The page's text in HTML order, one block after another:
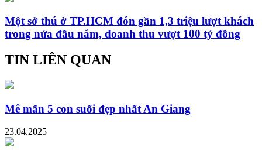
Một sở thú ở TP.HCM đón gần 1,3 triệu lượt khách
trong nửa đầu năm, doanh thu vượt 100 tỷ đồng
TIN LIÊN QUAN
Mê mẩn 5 con suối đẹp nhất An Giang
23.04.2025